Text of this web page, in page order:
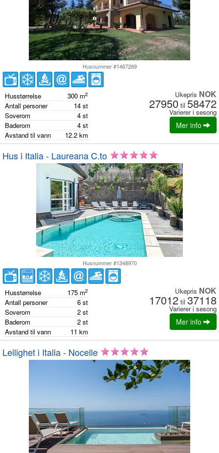
Husnummer #1467269
Husstørrelse 300 m2
Antall personer 14 st
Soverom
4 st
Baderom
4 st
Avstand til vann
12.2 km
Ukepris NOK
27950 til 58472
Varierer i sesong
Mer info
Hus i Italia - Laureana C.to
Husnummer #1348970
Husstørrelse 175 m2
Antall personer 6 st
Soverom
2 st
Baderom
2 st
Avstand til vann
11 km
Ukepris NOK
17012 til 37118
Varierer i sesong
Mer info
Leilighet i Italia - Nocelle